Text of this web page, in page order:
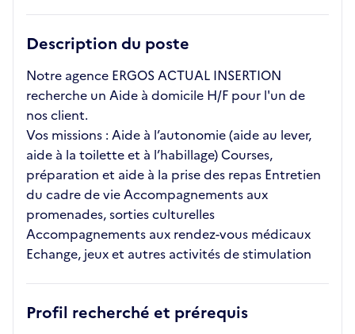
Description du poste
Notre agence ERGOS ACTUAL INSERTION
recherche un Aide à domicile H/F pour l'un de
nos client.
Vos missions : Aide à l’autonomie (aide au lever,
aide à la toilette et à l’habillage) Courses,
préparation et aide à la prise des repas Entretien
du cadre de vie Accompagnements aux
promenades, sorties culturelles
Accompagnements aux rendez-vous médicaux
Echange, jeux et autres activités de stimulation
Profil recherché et prérequis